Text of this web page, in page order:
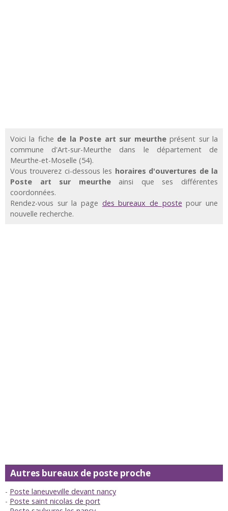
Voici la fiche de la Poste art sur meurtheprésent sur la
commune d'Art-sur-Meurthe dans le département de
Meurthe-et-Moselle (54).
Vous trouverez ci-dessous les horaires d'ouvertures de la
Poste art sur meurtheainsi que ses différentes
coordonnées.
Rendez-vous sur la page des bureaux de poste pour une
nouvelle recherche.
Autres bureaux de poste proche
Poste laneuveville devant nancy
Poste saint nicolas de port